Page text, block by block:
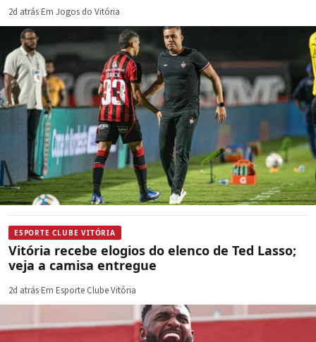
2d atrás·Em Jogos do Vitória
ESPORTE CLUBE VITÓRIA
Vitória recebe elogios do elenco de Ted Lasso;
veja a camisa entregue
2d atrás·Em Esporte Clube Vitória